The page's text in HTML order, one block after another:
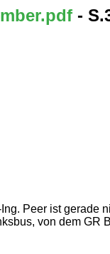
-
Peer ist gerade
von dem GR